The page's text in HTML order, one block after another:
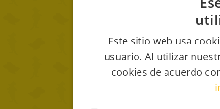
Este sitio web usa
usuario. Al utilizar
cookies de acuerdo